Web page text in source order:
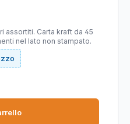
assortiti. Carta kraft da 45
nel lato non stampato.